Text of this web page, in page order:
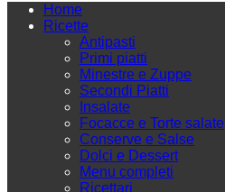
Home
Ricette
Antipasti
Primi piatti
Minestre e Zuppe
Secondi Piatti
Insalate
Focacce e Torte salate
Conserve e Salse
Dolci e Dessert
Menu completi
Ricettari